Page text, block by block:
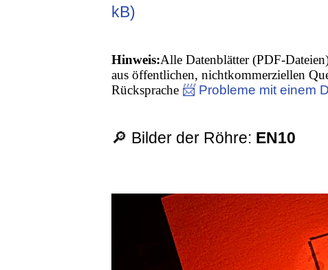
kB)
Hinweis:Alle Datenblätter (PDF-
aus öffentlichen, nichtkommerziellen
Rücksprache 📨 Probleme mit einem
🔎 Bilder der Röhre: EN10